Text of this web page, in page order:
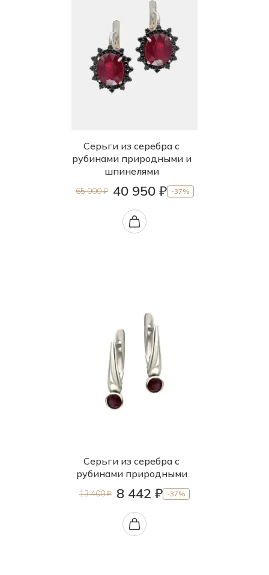
Серьги из серебра с
рубинами природными и
шпинелями
65 000 ₽ 40 950 ₽ -37%
Серьги из серебра с
рубинами природными
13 400 ₽ 8 442 ₽ -37%